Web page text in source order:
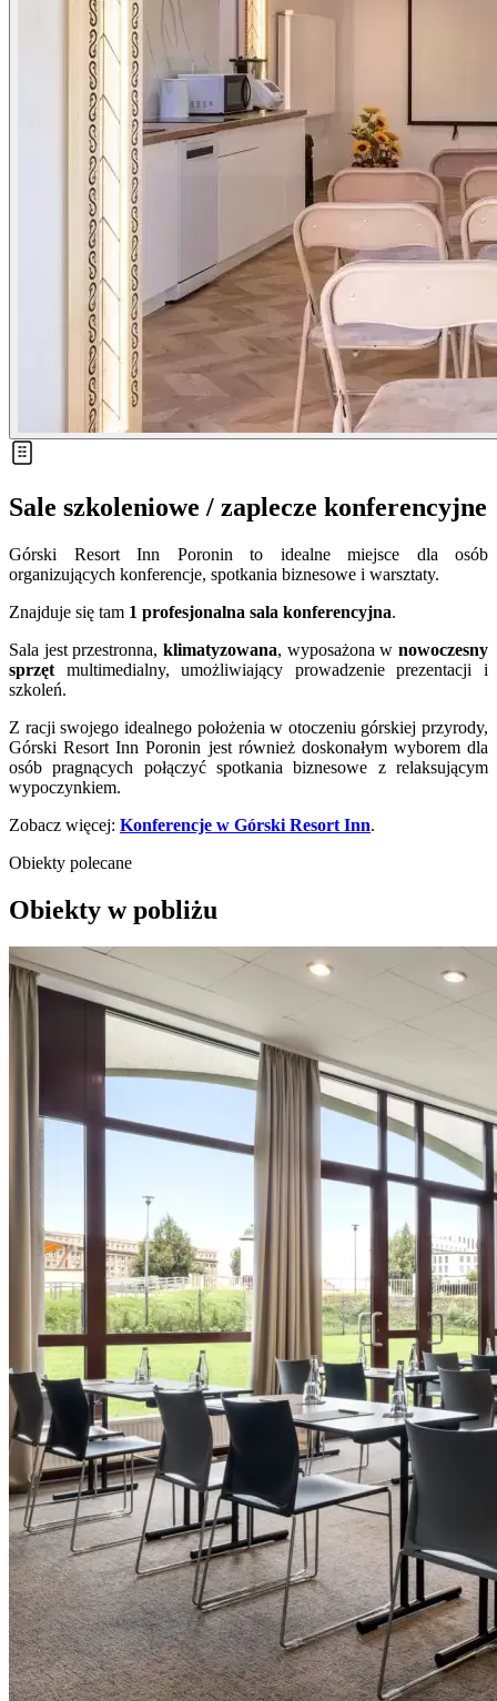
Sale szkoleniowe / zaplecze konferencyjne
Górski Resort Inn Poronin to idealne miejsce dla osób
organizujących konferencje, spotkania biznesowe i warsztaty.
Znajduje się tam 1 profesjonalna sala konferencyjna.
Sala jest przestronna, klimatyzowana, wyposażona w nowoczesny
sprzęt multimedialny, umożliwiający prowadzenie prezentacji i
szkoleń.
Z racji swojego idealnego położenia w otoczeniu górskiej przyrody,
Górski Resort Inn Poronin jest również doskonałym wyborem dla
osób pragnących połączyć spotkania biznesowe z relaksującym
wypoczynkiem.
Zobacz więcej: Konferencje w Górski Resort Inn.
Obiekty polecane
Obiekty w pobliżu